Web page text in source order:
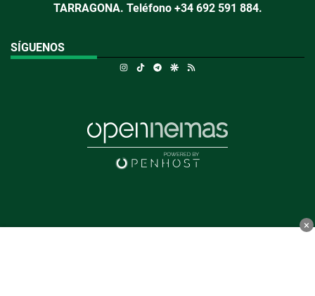
TARRAGONA. Teléfono +34 692 591 884.
SÍGUENOS
Instagram
TikTokTelegramGoogle Discover
×